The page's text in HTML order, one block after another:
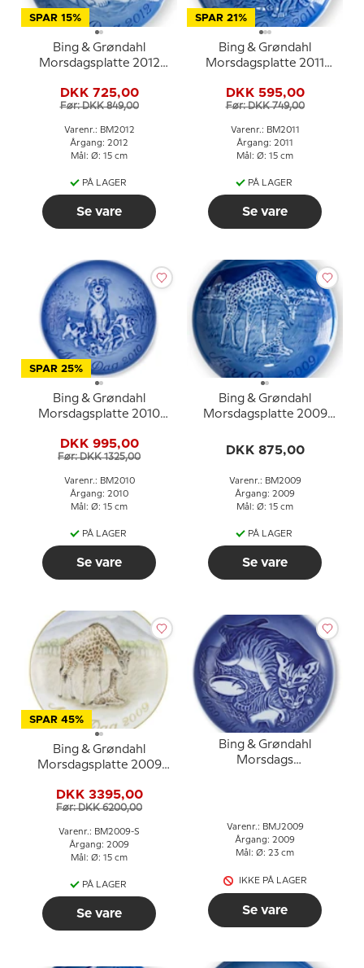
SPAR 15%
Bing & Grøndahl
Morsdagsplatte 2012
DKK 725,00
Før: DKK 849,00
Varenr.: BM2012
Årgang: 2012
Mål: Ø: 15 cm
PÅ LAGER
Se vare
SPAR 21%
Bing & Grøndahl
Morsdagsplatte 2011
DKK 595,00
Før: DKK 749,00
Varenr.: BM2011
Årgang: 2011
Mål: Ø: 15 cm
PÅ LAGER
Se vare
SPAR 25%
Bing & Grøndahl
Morsdagsplatte 2010
hvalpe
DKK 995,00
Før: DKK 1325,00
Varenr.: BM2010
Årgang: 2010
Mål: Ø: 15 cm
PÅ LAGER
Se vare
Bing & Grøndahl
Morsdagsplatte 2009
DKK 875,00
Varenr.: BM2009
Årgang: 2009
Mål: Ø: 15 cm
PÅ LAGER
Se vare
SPAR 45%
Bing & Grøndahl
Morsdagsplatte 2009
guldkant - Giraf med
unge
DKK 3395,00
Før: DKK 6200,00
Varenr.: BM2009-S
Årgang: 2009
Mål: Ø: 15 cm
PÅ LAGER
Se vare
Bing & Grøndahl
Morsdags
Varenr.: BMJ2009
Årgang: 2009
Mål: Ø: 23 cm
IKKE PÅ LAGER
Se vare